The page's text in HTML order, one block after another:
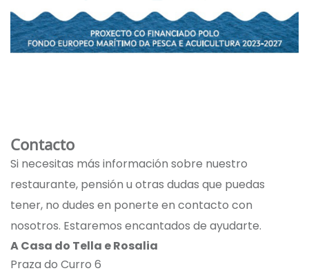
Contacto
Si necesitas más información sobre nuestro
restaurante, pensión u otras dudas que puedas
tener, no dudes en ponerte en contacto con
nosotros. Estaremos encantados de ayudarte.
A Casa do Tella e Rosalia
Praza do Curro 6